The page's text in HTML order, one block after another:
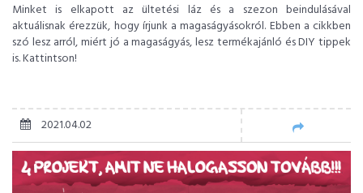
Minket is elkapott az ültetési láz és a szezon beindulásával
aktuálisnak érezzük, hogy írjunk a magaságyásokról. Ebben a cikkben
szó lesz arról, miért jó a magaságyás, lesz termékajánló és DIY tippek
is. Kattintson!
2021.04.02